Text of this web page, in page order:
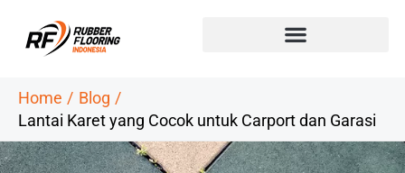
Home
Blog
Lantai Karet yang Cocok untuk Carport dan Garasi